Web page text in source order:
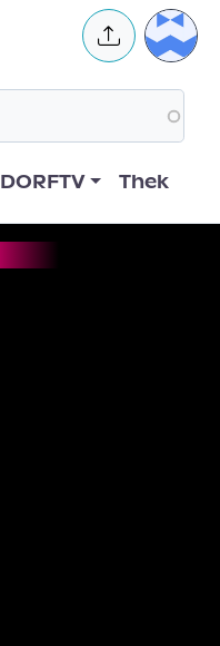
User
DORFTV Thek